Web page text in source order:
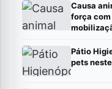
Causa
força
Pátio
pets